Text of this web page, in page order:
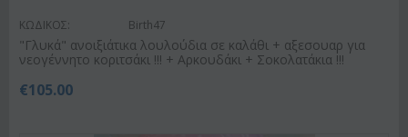
ΚΩΔΙΚΟΣ: Birth47
"Γλυκά" ανοιξιάτικα λουλούδια σε καλάθι + αξεσουαρ για
νεογέννητο κοριτσάκι !!! + Αρκουδάκι + Σοκολατάκια !!!
€105.00